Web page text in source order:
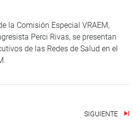
la Comisión Especial VRAEM,
Perci Rivas, se presentan
de las Redes de Salud en el
SIGUIENTE